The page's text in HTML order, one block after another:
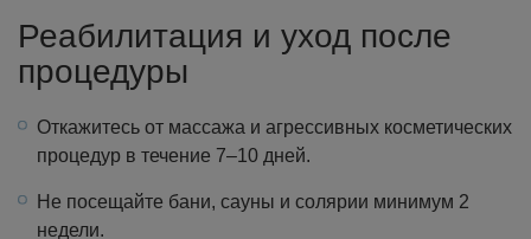
Реабилитация и уход после
процедуры
Откажитесь от массажа и агрессивных косметических
процедур в течение 7–10 дней.
Не посещайте бани, сауны и солярии минимум 2
недели.